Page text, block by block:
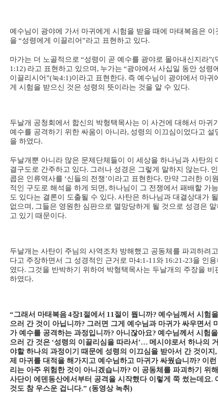
예수님이 광야에 가서 마귀에게 시험을 받을 때에 마태복음은 이
을 “성령에게 이끌리어”라고 표현하고 있다.
마가는 더 노골적으로 “성령이 곧 예수를 광야로 몰아내신지라”(
1:12) 라고 표현하고 있으며 , 누가는 “광야에서 사십일 동안 성령
이끌리시어”(눅4:1)이라고 표현한다. 즉 예수님이 광야에서 마귀
게 시험을 받으신 것은 성령의 뜻이라는 것을 알 수 있다.
두날개 공청회에서 합신의 박형택목사는 이 사건에 대해서 마귀
예수를 공격하기 위한 싸움이 아니라, 성령의 이끄심이었다고 설
을 하였다.
두날개뿐 아니라 많은 문제단체들이 이 세상을 하나님과 사탄의
결구도로 간주하고 있다. 그러나 성경은 그렇게 말하지 않는다.
콥은 인류역사를 ‘신들의 전쟁’이라고 표현한다. 만약 그러한 이
적인 구도로 해석을 하게 되면 , 하나님이 그 전쟁에서 패배할 가
도 있다는 결론이 도출될 수 있다. 사탄은 하나님과 대결상대가
없으며 , 그들은 영원한 심판으로 멸망당하게 될 것으로 성경은 말
고 있기 때문이다.
두날개는 사탄이 주님의 사역조차 방해했고 공동체를 파괴하려
다고 주장하면서 그 성경적인 근거로 마4:1-11와 16:21-23을 인용
였다. 그것을 반박하기 위하여 박형택목사는 두날개의 주장을 비
하였다.
“그래서 마태복음4장1 절에서 11 절이 뭡니까? 예수님께서 시험
으러 간 것이 아닙니까? 그러면 그게 예수님과 마귀가 싸우면서
가 예수를 공격하는 과정입니까? 아니잖아요? 예수님께서 시험
으러 간 것은 ‘성령의 이끌리심을 따라서 ’… 메시야로서 하나의
야할 하나의 과정이기 때문에 성령의 이끄심을 받아서 간 것이지 ,
제 마귀를 대적을 해가지고 예수님하고 마귀가 싸웠습니까? 이런
리는 아주 위험한 것이 아니겠습니까? 이 공동체를 파괴하기 위
사단이 에덴동산에서부터 공격을 시작했다 이렇게 쭉 썼는데요.
것도 참 우스운 겁니다.” (동영상 녹취)